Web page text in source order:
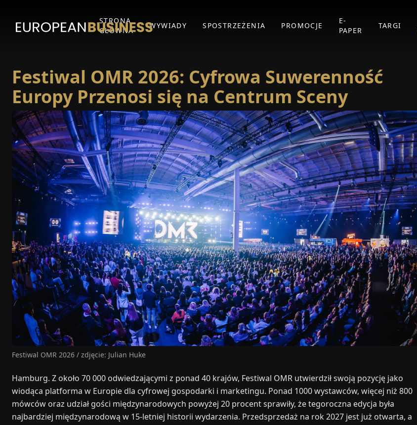
STRONA
GŁÓWNA
WYWIADY SPOSTRZEŻENIA PROMOCJE
E-
PAPER
TARGI
Festiwal OMR 2026: Cyfrowa Suwerenność
Europy Przenosi się na Centrum Sceny
Festiwal OMR 2026 / zdjęcie: Julian Huke
Hamburg. Z około 70 000 odwiedzającymi z ponad 40 krajów, Festiwal OMR utwierdził swoją pozycję jako
wiodąca platforma w Europie dla cyfrowej gospodarki i marketingu. Ponad 1000 wystawców, więcej niż 800
mówców oraz udział gości międzynarodowych powyżej 20 procent sprawiły, że tegoroczna edycja była
najbardziej międzynarodową w 15-letniej historii wydarzenia. Przedsprzedaż na rok 2027 jest już otwarta, a